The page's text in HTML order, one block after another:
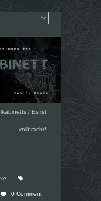
/ Es ist
vollbracht!
0 Comment